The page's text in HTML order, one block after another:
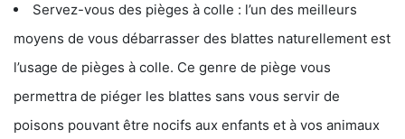
Servez-vous des pièges à colle : l’un des meilleurs
moyens de vous débarrasser des blattes naturellement est
l’usage de pièges à colle. Ce genre de piège vous
permettra de piéger les blattes sans vous servir de
poisons pouvant être nocifs aux enfants et à vos animaux